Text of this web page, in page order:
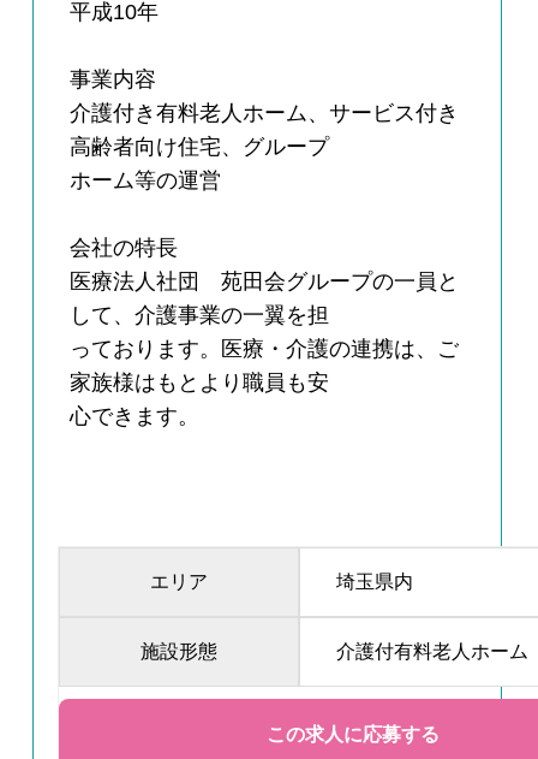
平成10年
事業内容
介護付き有料老人ホーム、サービス付き
高齢者向け住宅、グループ
ホーム等の運営
会社の特長
医療法人社団 苑田会グループの一員と
して、介護事業の一翼を担
っております。医療・介護の連携は、ご
家族様はもとより職員も安
心できます。
エリア 埼玉県内
施設形態 介護付有料老人ホーム